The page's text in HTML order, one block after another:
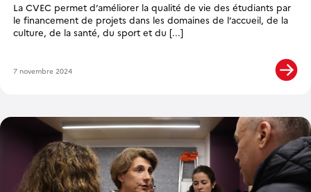
La CVEC permet d’améliorer la qualité de vie des étudiants par
le financement de projets dans les domaines de l’accueil, de la
culture, de la santé, du sport et du [...]
7 novembre 2024